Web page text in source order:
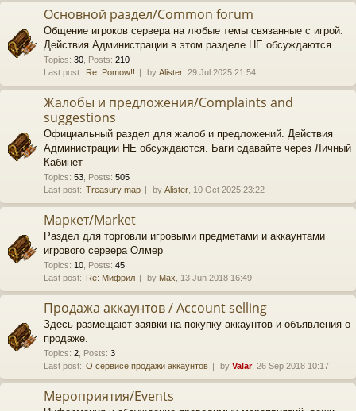
Основной раздел/Common forum
Общение игроков сервера на любые темы связанные с игрой.
Действия Администрации в этом разделе НЕ обсуждаются.
Topics: 30 Posts: 210
Last post: Re: Pomow!! by Alister , 29 Jul 2025 21:54
Жалобы и предложения/Complaints and
suggestions
Официальный раздел для жалоб и предложений. Действия
Администрации НЕ обсуждаются. Баги сдавайте через Личный
Кабинет
Topics: 53 Posts: 505
Last post: Treasury map by Alister , 10 Oct 2025 23:22
Маркет/Market
Раздел для торговли игровыми предметами и аккаунтами
игрового сервера Олмер
Topics: 10 Posts: 45
Last post: Re: Мифрил by Max , 13 Jun 2018 16:49
Продажа аккаунтов / Account selling
Здесь размещают заявки на покупку аккаунтов и объявления о
продаже.
Topics: 2 Posts: 3
Last post: О сервисе продажи аккаунтов by Valar, 26 Sep 2018 10:17
Мероприятия/Events